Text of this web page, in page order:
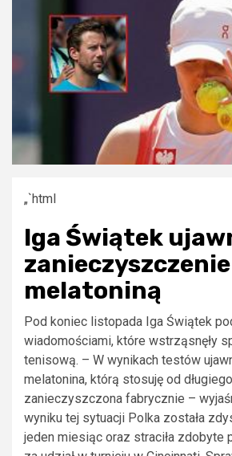
„`html
Iga Świątek
zanieczyszczenie
melatoniną
Pod koniec listopada Iga Świątek
wiadomościami, które wstrząsnęły
tenisową. – W wynikach testów
melatonina, którą stosuję od
zanieczyszczona fabrycznie –
wyniku tej sytuacji Polka została
jeden miesiąc oraz straciła zdobyte